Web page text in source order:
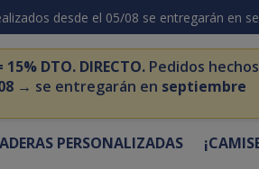
desde el 05/08 se entregarán en
15% DTO. DIRECTO.Pedidos
→ se entregarán en septiembre
PERSONALIZADAS